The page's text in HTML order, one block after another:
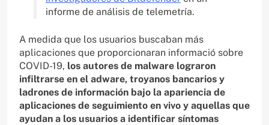
informe de análisis de telemetría.
A medida que los usuarios buscaban más
aplicaciones que proporcionaran informació sobre
COVID-19, los autores de malware lograron
infiltrarse en el adware, troyanos bancarios y
ladrones de información bajo la apariencia de
aplicaciones de seguimiento en vivo y aquellas que
ayudan a los usuarios a identificar síntomas